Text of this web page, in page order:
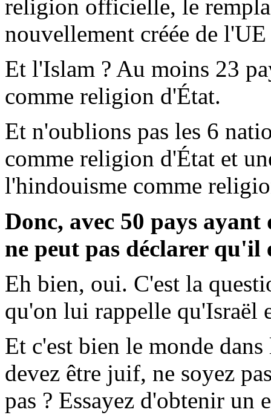
religion officielle, le
nouvellement créée de l'UE
Et l'Islam ? Au moins 23
comme religion d'État.
Et n'oublions pas les 6
comme religion d'État et
l'hindouisme comme
Donc, avec 50 pays
ne peut pas déclarer qu'il
Eh bien, oui. C'est la
qu'on lui rappelle qu'Israël
Et c'est bien le monde
devez être juif, ne soyez
pas ? Essayez d'obtenir